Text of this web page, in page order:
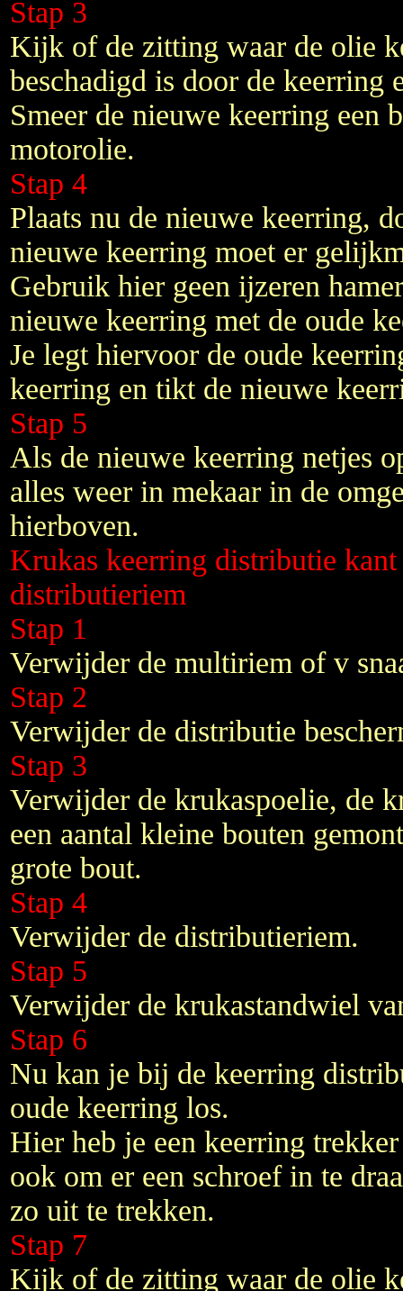
Stap 3
Kijk of de zitting waar de olie
beschadigd is door de keerring
Smeer de nieuwe keerring een
motorolie.
Stap 4
Plaats nu de nieuwe keerring,
nieuwe keerring moet er
Gebruik hier geen ijzeren
nieuwe keerring met de oude
Je legt hiervoor de oude
keerring en tikt de nieuwe
Stap 5
Als de nieuwe keerring netjes
alles weer in mekaar in de
hierboven.
Krukas keerring distributie
distributieriem
Stap 1
Verwijder de multiriem of v
Stap 2
Verwijder de distributie
Stap 3
Verwijder de krukaspoelie, de
een aantal kleine bouten
grote bout.
Stap 4
Verwijder de distributieriem.
Stap 5
Verwijder de krukastandwiel
Stap 6
Nu kan je bij de keerring
oude keerring los.
Hier heb je een keerring
ook om er een schroef in te
zo uit te trekken.
Stap 7
Kijk of de zitting waar de olie